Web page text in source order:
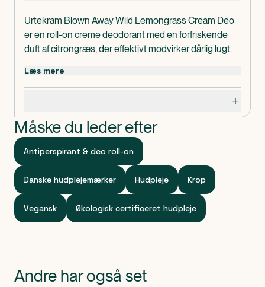
Urtekram Blown Away Wild Lemongrass Cream Deo
er en roll-on creme deodorant med en forfriskende
duft af citrongræs, der effektivt modvirker dårlig lugt.
og glat.
Certificeret af Ecocert efter COSMOS Organic
100% naturlig oprindelse og produceret i
plantebaseret emballage lavet af sukkerrør.
✔ ØKOLOGISK CERTIFICERET
✔ 100% INGREDIENSER AF NATURLIG
OPRINDELSE
✔ PLANTEBASERET EMBALLAGE
✔ BIONEDBRYDELIGT INDHOLD
Indeholder
Læs mere
Måske du leder efter
Antiperspirant & deo roll-on
Danske hudplejemærker Hudpleje Krop
Vegansk Økologisk certificeret hudpleje
Andre har også set